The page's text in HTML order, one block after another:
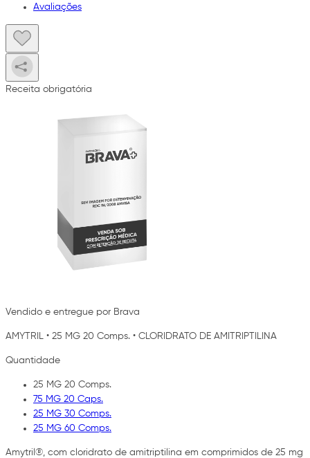
Avaliações
Receita obrigatória
Vendido e entregue por Brava
AMYTRIL • 25 MG 20 Comps. • CLORIDRATO DE AMITRIPTILINA
Quantidade
25 MG 20 Comps.
75 MG 20 Caps.
25 MG 30 Comps.
25 MG 60 Comps.
Amytril®, com cloridrato de amitriptilina em comprimidos de 25 mg